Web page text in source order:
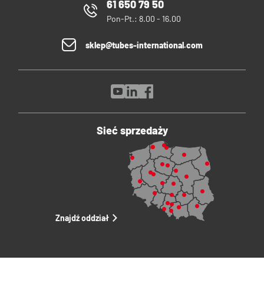
61 650 79 50
Pon-Pt.: 8.00 - 16.00
sklep@tubes-international.com
Sieć sprzedaży
Znajdź oddział